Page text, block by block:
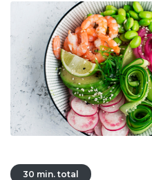
30 min. total